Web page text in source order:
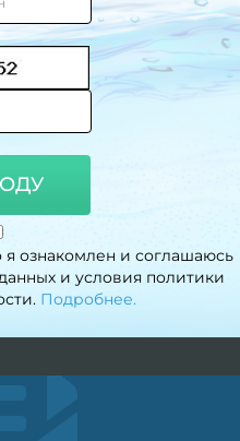
ознакомлен и соглашаюсь
и условия политики
Подробнее.